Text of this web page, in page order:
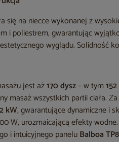
się na niecce wykonanej z
i poliestrem, gwarantując
wyglądu. Solidność
jest aż170 dysz– w tym
masaż wszystkich partii ciała.
kW, gwarantujące dynamiczne i
W, urozmaicającą efekty
i intuicyjnego paneluBalboa